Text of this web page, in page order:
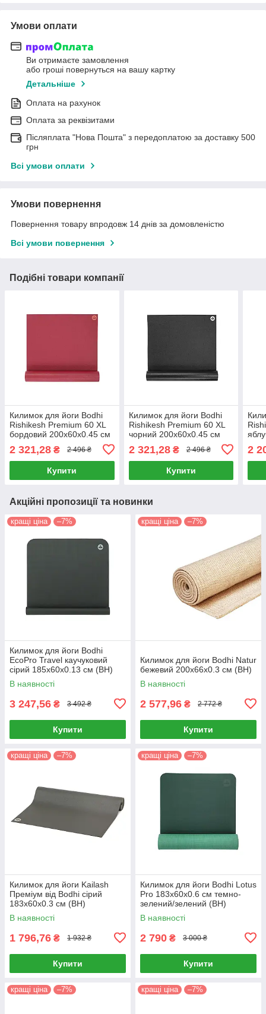
Умови оплати
Ви отримаєте замовлення
або гроші повернуться на вашу картку
Детальніше
Оплата на рахунок
Оплата за реквізитами
Післяплата "Нова Пошта" з передоплатою за доставку 500
грн
Всі умови оплати
Умови повернення
Повернення товару впродовж 14 днів за домовленістю
Всі умови повернення
Подібні товари компанії
Килимок для йоги Bodhi
Rishikesh Premium 60 XL
бордовий 200x60x0.45 см
2 321,28 ₴ 2 496 ₴
Купити
Килимок для йоги Bodhi
Rishikesh Premium 60 XL
чорний 200x60x0.45 см
2 321,28₴ 2 496 ₴
Купити
2
Акційні пропозиції та новинки
кращі ціна –7%
Килимок для йоги Bodhi
EcoPro Travel каучуковий
сірий 185x60x0.13 см (BH)
В наявності
3 247,56 ₴ 3 492 ₴
Купити
кращі ціна –7%
Килимок для йоги Bodhi Natur
бежевий 200x66x0.3 см (BH)
В наявності
2 577,96 ₴ 2 772 ₴
Купити
кращі ціна –7%
Килимок для йоги Kailash
Преміум від Bodhi сірий
183x60x0.3 см (BH)
В наявності
1 796,76 ₴ 1 932 ₴
Купити
кращі ціна –7%
Килимок для йоги Bodhi Lotus
Pro 183x60x0.6 см темно-
зелений/зелений (BH)
В наявності
2 790 ₴ 3 000 ₴
Купити
кращі ціна –7% кращі ціна –7%